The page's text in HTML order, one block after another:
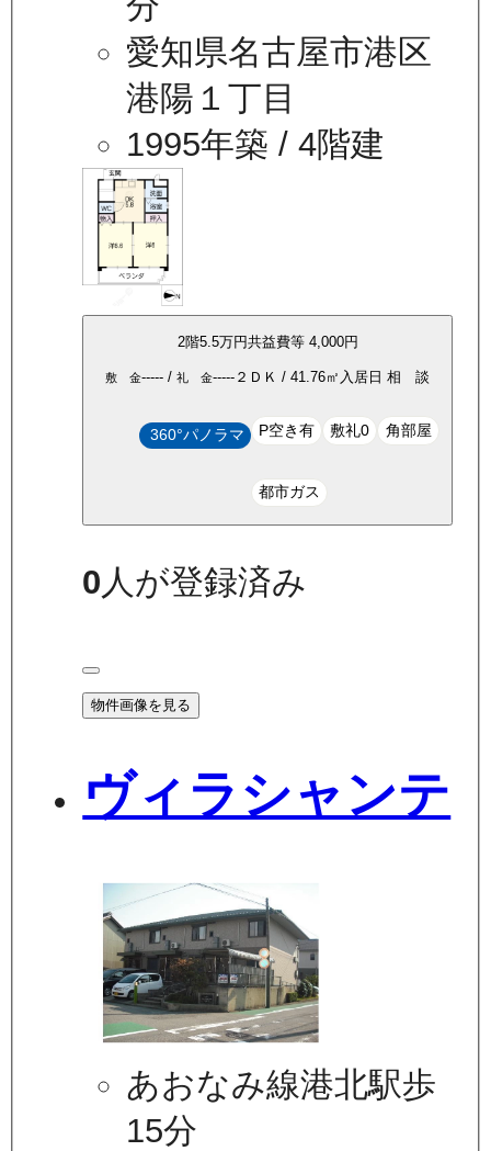
愛知県名古屋市港区
港陽１丁目
1995年築 / 4階建
2階5.5万円共益費等 4,000円
敷 金----- / 礼 金----- ２ＤＫ / 41.76㎡ 入居日 相 談
360°パノラマ P空き有 敷礼0 角部屋
都市ガス
0 人が登録済み
物件画像を見る
ヴィラシャンテ
あおなみ線港北駅歩
15分